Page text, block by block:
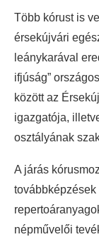
Több kórust is
érsekújvári
leánykarával
ifjúság”
között az
igazgatója,
osztályának
A járás
népművelői